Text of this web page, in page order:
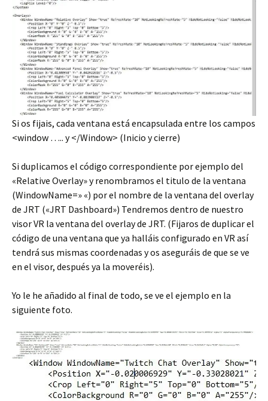
Si os fijais, cada ventana está encapsulada entre los campos
<window ….. y </Window> (Inicio y cierre)
Si duplicamos el código correspondiente por ejemplo del
«Relative Overlay» y renombramos el titulo de la ventana
(WindowName=» «) por el nombre de la ventana del overlay
de JRT («JRT Dashboard») Tendremos dentro de nuestro
visor VR la ventana del overlay de JRT. (Fijaros de duplicar el
código de una ventana que ya halláis configurado en VR así
tendrá sus mismas coordenadas y os aseguráis de que se ve
en el visor, después ya la moveréis).
Yo le he añadido al final de todo, se ve el ejemplo en la
siguiente foto.